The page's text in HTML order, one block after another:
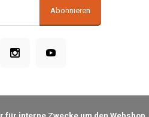
Abonnieren